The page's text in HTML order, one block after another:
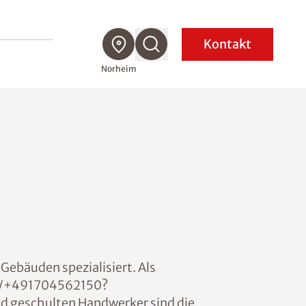
Norheim
Kontakt
spezialisiert. Als